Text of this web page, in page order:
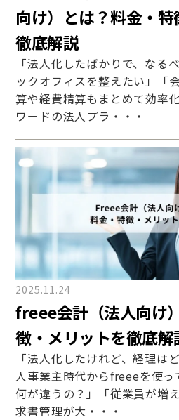
向け）とは？料金・
徹底解説
「法人化したばかりで、なる
ックオフィスを整えたい」「
算や経費精算もまとめて効率
ワードの法人プラ・・・
2025.11.24
freee会計（法人向け
徴・メリットを徹底解
「法人化したけれど、経理は
人事業主時代からfreeeを使っ
何が違うの？」「従業員が増
求書管理が大・・・